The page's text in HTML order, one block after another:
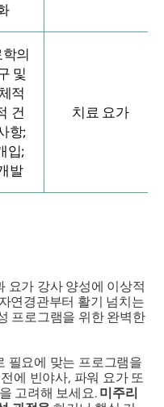
의
및
적
건
항;
입;
발
치료 요가
요가 강사 양성에 이상적
연경관부터 활기 넘치는
프로그램을 위한 완벽한
필요에 맞는 프로그램을
에 빈야사, 파워 요가 또
고려해 보세요. 미주리